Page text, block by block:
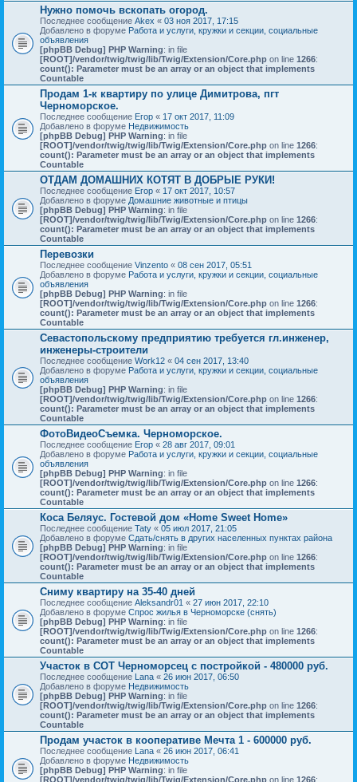
Нужно помочь вскопать огород.
Последнее сообщение Akex « 03 ноя 2017, 17:15
Добавлено в форуме Работа и услуги, кружки и секции, социальные
объявления
[phpBB Debug] PHP Warning: in file
[ROOT]/vendor/twig/twig/lib/Twig/Extension/Core.php on line 1266:
count(): Parameter must be an array or an object that implements
Countable
Продам 1-к квартиру по улице Димитрова, пгт
Черноморское.
Последнее сообщение Егор « 17 окт 2017, 11:09
Добавлено в форуме Недвижимость
[phpBB Debug] PHP Warning: in file
[ROOT]/vendor/twig/twig/lib/Twig/Extension/Core.php on line 1266:
count(): Parameter must be an array or an object that implements
Countable
ОТДАМ ДОМАШНИХ КОТЯТ В ДОБРЫЕ РУКИ!
Последнее сообщение Егор « 17 окт 2017, 10:57
Добавлено в форуме Домашние животные и птицы
[phpBB Debug] PHP Warning: in file
[ROOT]/vendor/twig/twig/lib/Twig/Extension/Core.php on line 1266:
count(): Parameter must be an array or an object that implements
Countable
Перевозки
Последнее сообщение Vinzento « 08 сен 2017, 05:51
Добавлено в форуме Работа и услуги, кружки и секции, социальные
объявления
[phpBB Debug] PHP Warning: in file
[ROOT]/vendor/twig/twig/lib/Twig/Extension/Core.php on line 1266:
count(): Parameter must be an array or an object that implements
Countable
Севастопольскому предприятию требуется гл.инженер,
инженеры-строители
Последнее сообщение Work12 « 04 сен 2017, 13:40
Добавлено в форуме Работа и услуги, кружки и секции, социальные
объявления
[phpBB Debug] PHP Warning: in file
[ROOT]/vendor/twig/twig/lib/Twig/Extension/Core.php on line 1266:
count(): Parameter must be an array or an object that implements
Countable
ФотоВидеоСъемка. Черноморское.
Последнее сообщение Егор « 28 авг 2017, 09:01
Добавлено в форуме Работа и услуги, кружки и секции, социальные
объявления
[phpBB Debug] PHP Warning: in file
[ROOT]/vendor/twig/twig/lib/Twig/Extension/Core.php on line 1266:
count(): Parameter must be an array or an object that implements
Countable
Коса Беляус. Гостевой дом «Home Sweet Home»
Последнее сообщение Taty « 05 июл 2017, 21:05
Добавлено в форуме Сдать/снять в других населенных пунктах района
[phpBB Debug] PHP Warning: in file
[ROOT]/vendor/twig/twig/lib/Twig/Extension/Core.php on line 1266:
count(): Parameter must be an array or an object that implements
Countable
Сниму квартиру на 35-40 дней
Последнее сообщение Aleksandr01 « 27 июн 2017, 22:10
Добавлено в форуме Спрос жилья в Черноморске (снять)
[phpBB Debug] PHP Warning: in file
[ROOT]/vendor/twig/twig/lib/Twig/Extension/Core.php on line 1266:
count(): Parameter must be an array or an object that implements
Countable
Участок в СОТ Черноморсец с постройкой - 480000 руб.
Последнее сообщение Lana « 26 июн 2017, 06:50
Добавлено в форуме Недвижимость
[phpBB Debug] PHP Warning: in file
[ROOT]/vendor/twig/twig/lib/Twig/Extension/Core.php on line 1266:
count(): Parameter must be an array or an object that implements
Countable
Продам участок в кооперативе Мечта 1 - 600000 руб.
Последнее сообщение Lana « 26 июн 2017, 06:41
Добавлено в форуме Недвижимость
[phpBB Debug] PHP Warning: in file
[ROOT]/vendor/twig/twig/lib/Twig/Extension/Core.php on line 1266: